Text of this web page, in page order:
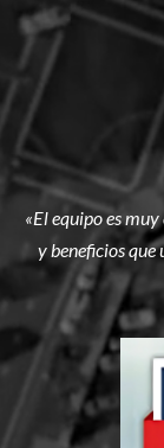
«El equipo es
y beneficios que